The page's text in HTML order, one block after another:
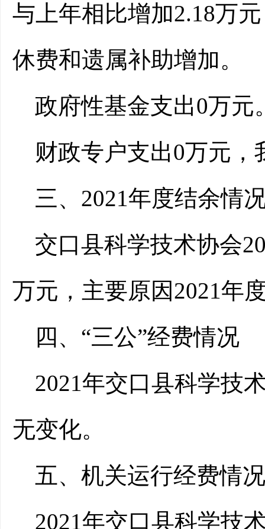
与上年相比增加2.18万
休费和遗属补助增加。
政府性基金支出0万
财政专户支出0万元
三、2021年度结余情
交口县科学技术协会
万元，主要原因2021年
四、“三公”经费情况
2021年交口县科学技
无变化。
五、机关运行经费情况
2021年交口县科学技